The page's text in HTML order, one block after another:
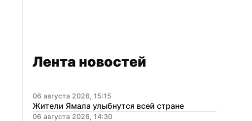
Лента новостей
06 августа 2026, 15:15
Жители Ямала улыбнутся всей стране
06 августа 2026, 14:30